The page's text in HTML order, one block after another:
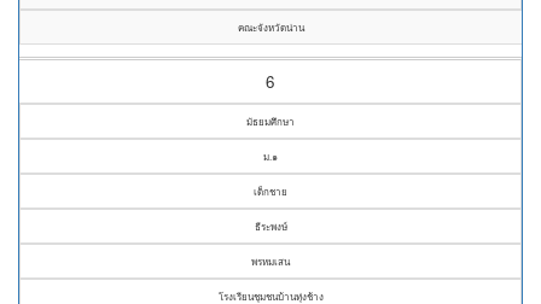
คณะจังหวัดน่าน
6
มัธยมศึกษา
ม.๑
เด็กชาย
ธีระพงษ์
พรหมเสน
โรงเรียนชุมชนบ้านทุ่งช้าง